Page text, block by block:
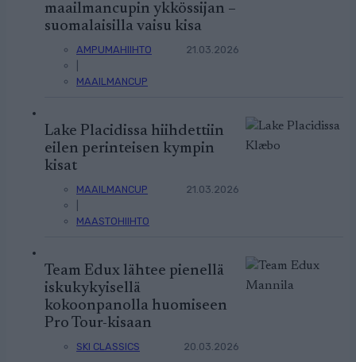
maailmancupin ykkössijan –
suomalaisilla vaisu kisa
AMPUMAHIIHTO
MAAILMANCUP
21.03.2026
Lake Placidissa hiihdettiin
eilen perinteisen kympin
kisat
MAAILMANCUP
MAASTOHIIHTO
21.03.2026
Team Edux lähtee pienellä
iskukykyisellä
kokoonpanolla huomiseen
Pro Tour-kisaan
SKI CLASSICS 20.03.2026